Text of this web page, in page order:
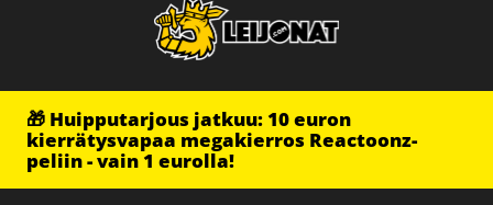
🎁 Huipputarjous jatkuu: 10 euron
kierrätysvapaa megakierros Reactoonz-
peliin - vain 1 eurolla!